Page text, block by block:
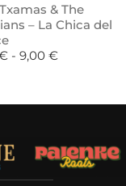
& The
– La Chica del
- 9,00 €